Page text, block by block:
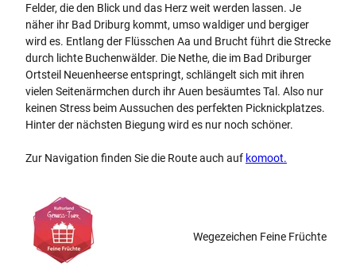
Felder, die den Blick und das Herz weit werden lassen. Je
näher ihr Bad Driburg kommt, umso waldiger und bergiger
wird es. Entlang der Flüsschen Aa und Brucht führt die Strecke
durch lichte Buchenwälder. Die Nethe, die im Bad Driburger
Ortsteil Neuenheerse entspringt, schlängelt sich mit ihren
vielen Seitenärmchen durch ihr Auen besäumtes Tal. Also nur
keinen Stress beim Aussuchen des perfekten Picknickplatzes.
Hinter der nächsten Biegung wird es nur noch schöner.
Zur Navigation finden Sie die Route auch auf komoot.
Wegezeichen Feine Früchte